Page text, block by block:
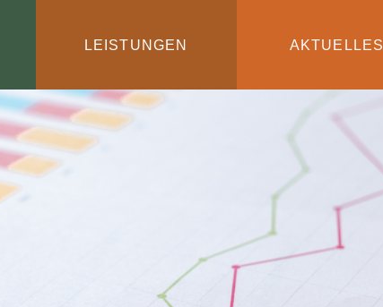
LEISTUNGEN AKTUELLES